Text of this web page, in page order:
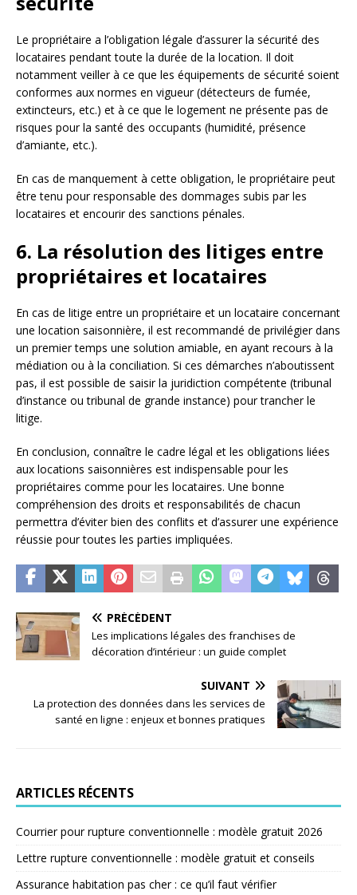
Le propriétaire a l’obligation légale d’assurer la sécurité des
locataires pendant toute la durée de la location. Il doit
notamment veiller à ce que les équipements de sécurité soient
conformes aux normes en vigueur (détecteurs de fumée,
extincteurs, etc.) et à ce que le logement ne présente pas de
risques pour la santé des occupants (humidité, présence
d’amiante, etc.).
En cas de manquement à cette obligation, le propriétaire peut
être tenu pour responsable des dommages subis par les
locataires et encourir des sanctions pénales.
6. La résolution des litiges entre
propriétaires et locataires
En cas de litige entre un propriétaire et un locataire concernant
une location saisonnière, il est recommandé de privilégier dans
un premier temps une solution amiable, en ayant recours à la
médiation ou à la conciliation. Si ces démarches n’aboutissent
pas, il est possible de saisir la juridiction compétente (tribunal
d’instance ou tribunal de grande instance) pour trancher le
litige.
En conclusion, connaître le cadre légal et les obligations liées
aux locations saisonnières est indispensable pour les
propriétaires comme pour les locataires. Une bonne
compréhension des droits et responsabilités de chacun
permettra d’éviter bien des conflits et d’assurer une expérience
réussie pour toutes les parties impliquées.
PRÉCÉDENT
Les implications légales des franchises de
décoration d’intérieur : un guide complet
SUIVANT
La protection des données dans les services de
santé en ligne : enjeux et bonnes pratiques
ARTICLES RÉCENTS
Courrier pour rupture conventionnelle : modèle gratuit 2026
Lettre rupture conventionnelle : modèle gratuit et conseils
Assurance habitation pas cher : ce qu’il faut vérifier